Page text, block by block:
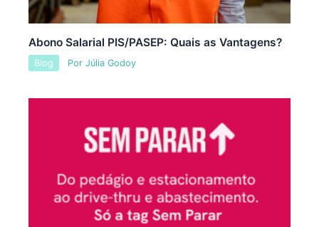
Abono Salarial PIS/PASEP: Quais as Vantagens?
Blog Por Júlia Godoy